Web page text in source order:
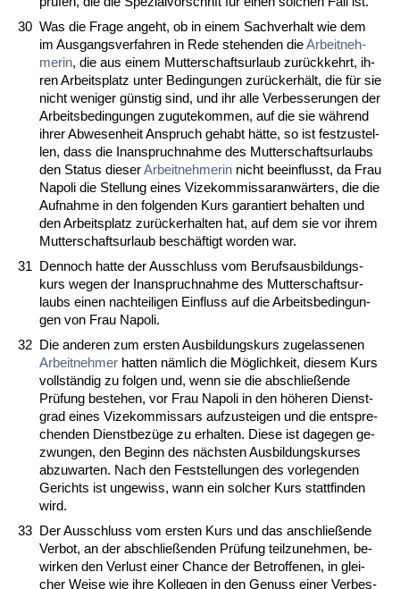
30 Was die Fra­ge an­geht, ob in ei­nem Sach­ver­halt wie dem
im Aus­gangs­ver­fah­ren in Re­de ste­hen­den dieAr­beit­neh­
me­rin, die aus ei­nem Mut­ter­schafts­ur­laub zurück­kehrt, ih­
ren Ar­beits­platz un­ter Be­din­gun­gen zurück­erhält, die für sie
nicht we­ni­ger güns­tig sind, und ihr al­le Ver­bes­se­run­gen der
Ar­beits­be­din­gun­gen zu­gu­te­kom­men, auf die sie während
ih­rer Ab­we­sen­heit An­spruch ge­habt hätte, so ist fest­zu­stel­
len, dass die In­an­spruch­nah­me des Mut­ter­schafts­ur­laubs
den Sta­tus die­serAr­beit­neh­me­rin nicht be­ein­flusst, da Frau
Na­po­li die Stel­lung ei­nes Vi­ze­kom­mis­sar­anwärters, die die
Auf­nah­me in den fol­gen­den Kurs ga­ran­tiert be­hal­ten und
den Ar­beits­platz zurück­er­hal­ten hat, auf dem sie vor ih­rem
Mut­ter­schafts­ur­laub beschäftigt wor­den war.
31 Den­noch hat­te der Aus­schluss vom Be­rufs­aus­bil­dungs­
kurs we­gen der In­an­spruch­nah­me des Mut­ter­schafts­ur­
laubs ei­nen nach­tei­li­gen Ein­fluss auf die Ar­beits­be­din­gun­
gen von Frau Na­po­li.
32 Die an­de­ren zum ers­ten Aus­bil­dungs­kurs zu­ge­las­se­nen
Ar­beit­neh­mer hat­ten nämlich die Möglich­keit, die­sem Kurs
vollständig zu fol­gen und, wenn sie die ab­sch­ließen­de
Prüfung be­ste­hen, vor Frau Na­po­li in den höhe­ren Dienst­
grad ei­nes Vi­ze­kom­mis­sars auf­zu­stei­gen und die ent­spre­
chen­den Dienst­bezüge zu er­hal­ten. Die­se ist da­ge­gen ge­
zwun­gen, den Be­ginn des nächs­ten Aus­bil­dungs­kur­ses
ab­zu­war­ten. Nach den Fest­stel­lun­gen des vor­le­gen­den
Ge­richts ist un­ge­wiss, wann ein sol­cher Kurs statt­fin­den
wird.
33 Der Aus­schluss vom ers­ten Kurs und das an­sch­ließen­de
Ver­bot, an der ab­sch­ließen­den Prüfung teil­zu­neh­men, be­
wir­ken den Ver­lust ei­ner Chan­ce der Be­trof­fe­nen, in glei­
cher Wei­se wie ih­re Kol­le­gen in den Ge­nuss ei­ner Ver­bes­